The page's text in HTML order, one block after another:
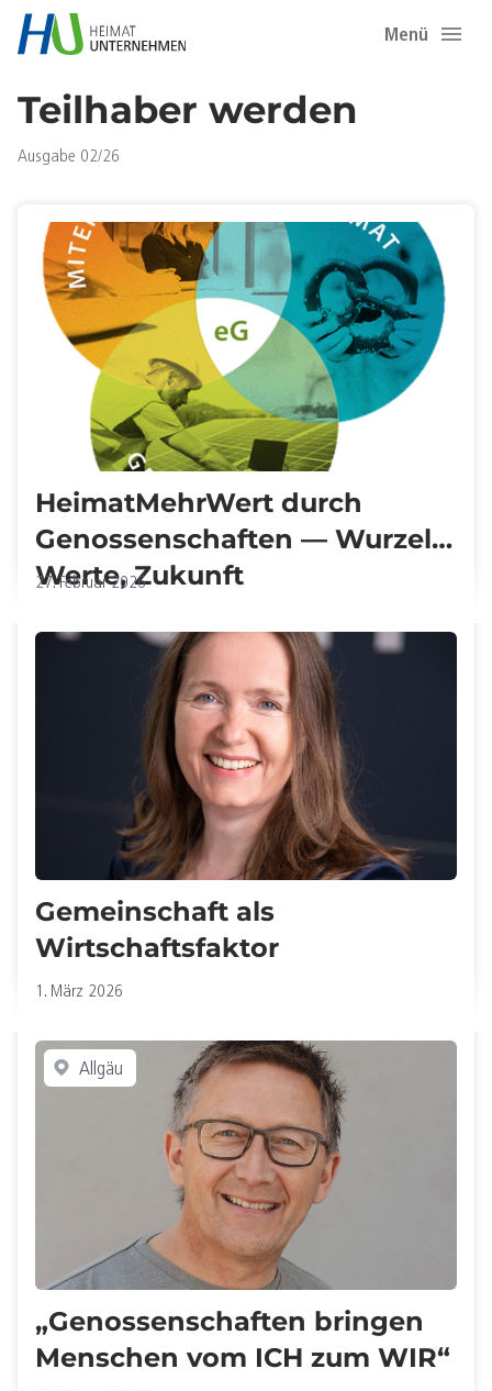
Menü
Teilhaber werden
Ausgabe 02/26
HeimatMehrWert durch
Genossenschaften — Wurzeln,
Werte, Zukunft
27. Februar 2026
Gemeinschaft als
Wirtschaftsfaktor
1. März 2026
Allgäu
„Genossenschaften bringen
Menschen vom ICH zum WIR“